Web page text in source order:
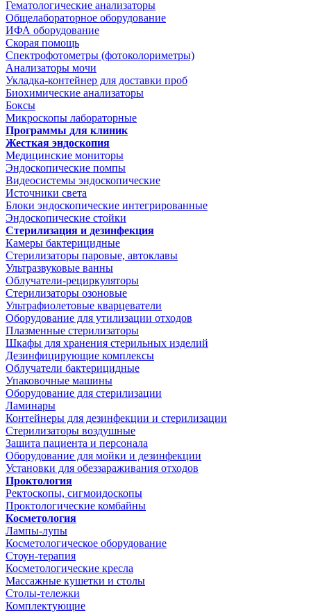
Гематологические анализаторы
Общелабораторное оборудование
ИФА оборудование
Скорая помощь
Спектрофотометры (фотоколориметры)
Анализаторы мочи
Укладка-контейнер для доставки проб
Биохимические анализаторы
Боксы
Микроскопы лабораторные
Программы для клиник
Жесткая эндоскопия
Медицинские мониторы
Эндоскопические помпы
Видеосистемы эндоскопические
Источники света
Блоки эндоскопические интегрированные
Эндоскопические стойки
Стерилизация и дезинфекция
Камеры бактерицидные
Стерилизаторы паровые, автоклавы
Ультразвуковые ванны
Облучатели-рециркуляторы
Стерилизаторы озоновые
Ультрафиолетовые кварцеватели
Оборудование для утилизации отходов
Плазменные стерилизаторы
Шкафы для хранения стерильных изделий
Дезинфицирующие комплексы
Облучатели бактерицидные
Упаковочные машины
Оборудование для стерилизации
Ламинары
Контейнеры для дезинфекции и стерилизации
Стерилизаторы воздушные
Защита пациента и персонала
Оборудование для мойки и дезинфекции
Установки для обеззараживания отходов
Проктология
Ректоскопы, сигмоидоскопы
Проктологические комбайны
Косметология
Лампы-лупы
Косметологическое оборудование
Стоун-терапия
Косметологические кресла
Массажные кушетки и столы
Столы-тележки
Комплектующие